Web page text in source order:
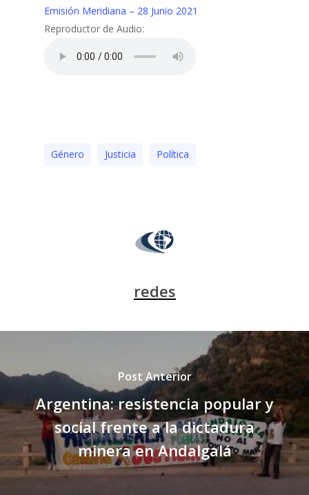
Emisión Meridiana – 28 Junio 2021
Reproductor de Audio:
Género Justicia Polí­tica
redes
Post Anterior
Argentina: resistencia popular y
social frente a la dictadura
minera en Andalgalá